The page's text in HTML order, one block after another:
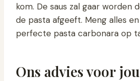
kom. De saus zal gaar worden
de pasta afgeeft. Meng alles
perfecte pasta carbonara op
Ons advies voor jou